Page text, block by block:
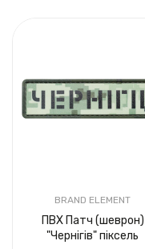
BRAND ELEMENT
ПВХ Патч (шеврон)
"Чернігів" піксель